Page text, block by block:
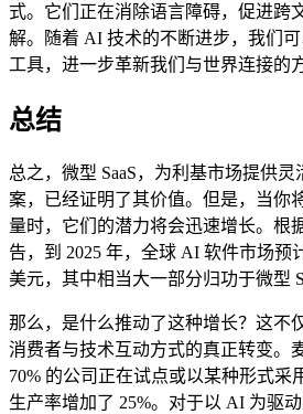
式。它们正在消除语言障碍，促进跨
解。随着 AI 技术的不断进步，我们
工具，进一步革新我们与世界连接的
总结
总之，微型 SaaS，为利基市场提供
案，已经证明了其价值。但是，当你
量时，它们的潜力将会迅速增长。根
告，到 2025 年，全球 AI 软件市场预
美元，其中相当大一部分归功于微型
那么，是什么推动了这种增长？这不
消费者与技术互动方式的真正转变。
70% 的公司正在试点或以某种形式采
生产率增加了 25%。对于以 AI 为驱